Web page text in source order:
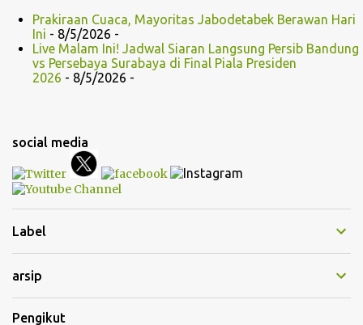
Prakiraan Cuaca, Mayoritas Jabodetabek Berawan Hari
Ini - 8/5/2026 -
Live Malam Ini! Jadwal Siaran Langsung Persib Bandung
vs Persebaya Surabaya di Final Piala Presiden
2026 - 8/5/2026 -
social media
Label
arsip
Pengikut